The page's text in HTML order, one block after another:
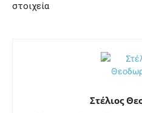
στοιχεία
Στέλιος